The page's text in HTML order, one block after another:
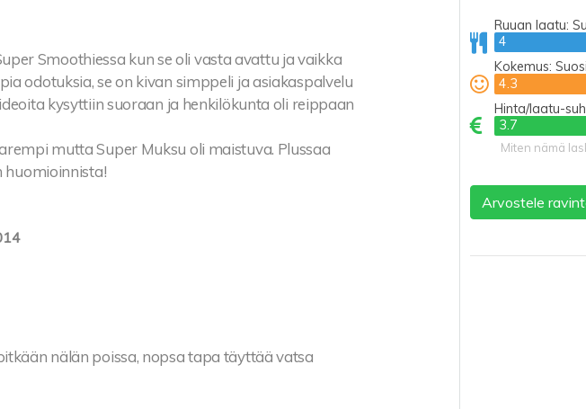
Ruuan laatu:
4
4
Kokemus:
4.3
4.3
Hinta/laatu-
3.7
3.7
Miten nämä
Arvostele
Smoothiessa kun se oli vasta avattu ja vaikka
odotuksia, se on kivan simppeli ja asiakaspalvelu
kysyttiin suoraan ja henkilökunta oli reippaan
mutta Super Muksu oli maistuva. Plussaa
huomioinnista!
nälän poissa, nopsa tapa täyttää vatsa